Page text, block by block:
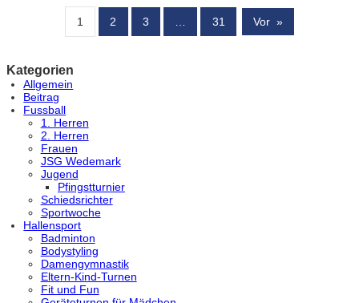
1 2 3 … 31 Vor »
Kategorien
Allgemein
Beitrag
Fussball
1. Herren
2. Herren
Frauen
JSG Wedemark
Jugend
Pfingstturnier
Schiedsrichter
Sportwoche
Hallensport
Badminton
Bodystyling
Damengymnastik
Eltern-Kind-Turnen
Fit und Fun